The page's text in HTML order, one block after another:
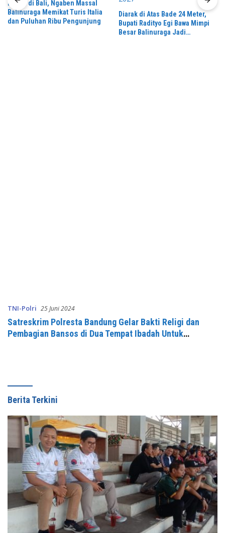
Bukan di Bali, Ngaben Massal
Balinuraga Memikat Turis Italia
dan Puluhan Ribu Pengunjung
Diarak di Atas Bade 24 Meter,
Bupati Radityo Egi Bawa Mimpi
Besar Balinuraga Jadi
TNI-Polri 25 Juni 2024
Satreskrim Polresta Bandung Gelar Bakti Religi dan
Pembagian Bansos di Dua Tempat Ibadah Untuk
Berita Terkini